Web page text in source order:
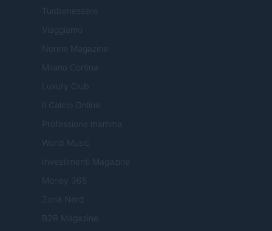
Tuobenessere
Viaggiamo
Nonne Magazine
Milano Cortina
Luxury Club
Il Calcio Online
Professione mamma
World Music
Investimenti Magazine
Money 365
Zona Nerd
B2B Magazine